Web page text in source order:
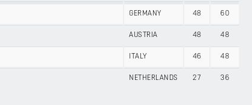
GERMANY 48 60
AUSTRIA 48 48
ITALY 46 48
NETHERLANDS 27 36